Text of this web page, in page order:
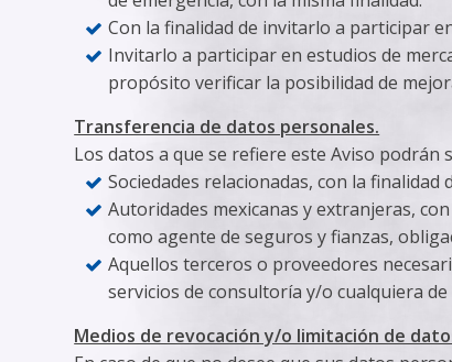
Con la finalidad de invitarlo a participar
Invitarlo a participar en estudios de
propósito verificar la posibilidad de
Transferencia de datos personales.
Los datos a que se refiere este Aviso podrán
Sociedades relacionadas, con la
Autoridades mexicanas y extranjeras,
como agente de seguros y fianzas,
Aquellos terceros o proveedores
servicios de consultoría y/o cualquiera
Medios de revocación y/o limitación de